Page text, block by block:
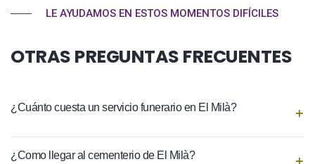
LE AYUDAMOS EN ESTOS MOMENTOS DIFÍCILES
OTRAS PREGUNTAS FRECUENTES
¿Cuánto cuesta un servicio funerario en El Milà?
¿Como llegar al cementerio de El Milà?